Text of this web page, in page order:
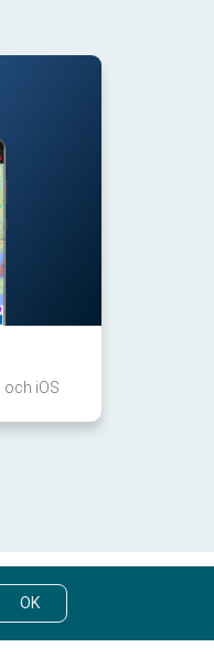
och iOS
OK